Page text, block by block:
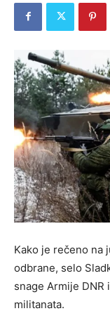
Kako je rečeno na
odbrane, selo
snage Armije
militanata.